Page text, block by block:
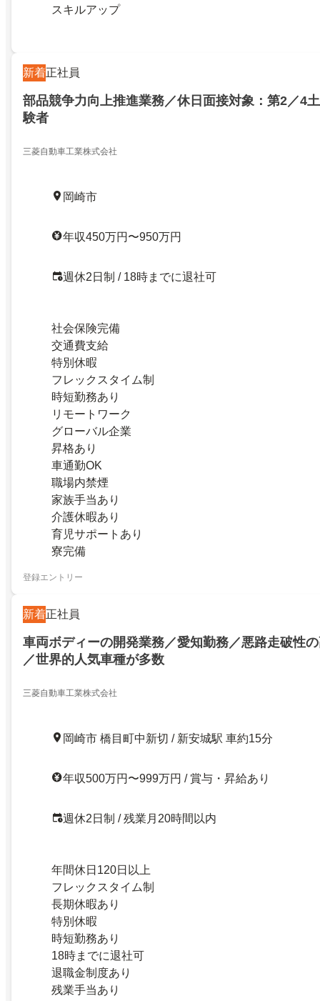
スキルアップ
新着正社員
部品競争力向上推進業務／休日面接対象：第2／4
験者
三菱自動車工業株式会社
岡崎市
年収450万円〜950万円
週休2日制 / 18時までに退社可
社会保険完備
交通費支給
特別休暇
フレックスタイム制
時短勤務あり
リモートワーク
グローバル企業
昇格あり
車通勤OK
職場内禁煙
家族手当あり
介護休暇あり
育児サポートあり
寮完備
登録エントリー
新着正社員
車両ボディーの開発業務／愛知勤務／悪路走破性
／世界的人気車種が多数
三菱自動車工業株式会社
岡崎市 橋目町中新切 / 新安城駅 車約15分
年収500万円〜999万円 / 賞与・昇給あり
週休2日制 / 残業月20時間以内
年間休日120日以上
フレックスタイム制
長期休暇あり
特別休暇
時短勤務あり
18時までに退社可
退職金制度あり
残業手当あり